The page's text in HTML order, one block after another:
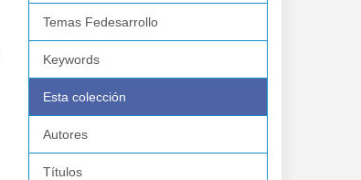
Temas Fedesarrollo
Keywords
Esta colección
Autores
Títulos